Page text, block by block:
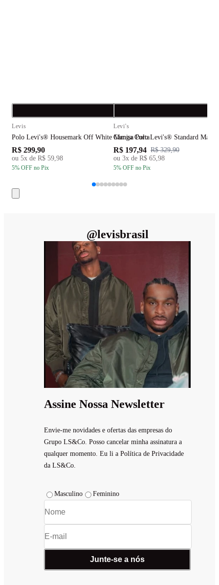
Levis
Polo Levi's® Housemark Off White Manga Curta
R$ 299,90
ou 5x de R$ 59,98
5% OFF no Pix
Levi's
Camisa Polo Levi's® Standard
R$ 197,94 R$ 329,90
ou 3x de R$ 65,98
5% OFF no Pix
@levisbrasil
Assine Nossa Newsletter
Envie-me novidades e ofertas das empresas do
Grupo LS&Co. Posso cancelar minha assinatura a
qualquer momento. Eu li a Política de Privacidade
da LS&Co.
Masculino Feminino
Junte-se a nós